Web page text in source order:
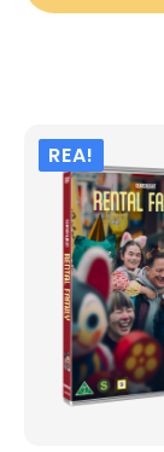
REA!